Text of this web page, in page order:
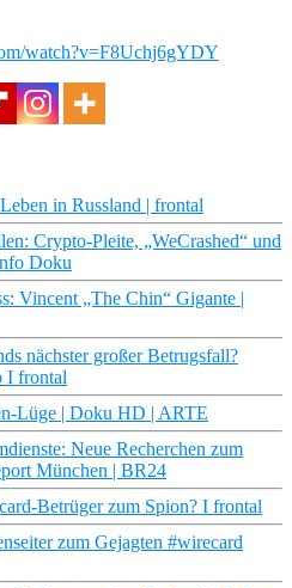
watch?v=F8Uchj6gYDY
in Russland | frontal
Crypto-Pleite, „WeCrashed“ und
Doku
Vincent „The Chin“ Gigante |
nächster großer Betrugsfall?
I frontal
Lüge | Doku HD | ARTE
Neue Recherchen zum
München | BR24
Betrüger zum Spion? I frontal
zum Gejagten #wirecard